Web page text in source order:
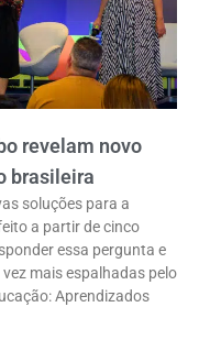
revelam novo
brasileira
soluções para a
a partir de cinco
essa pergunta e
mais espalhadas pelo
Aprendizados